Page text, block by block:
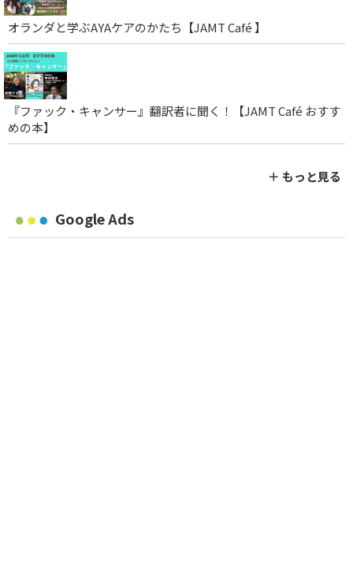
オランダと学ぶAYAケアのかたち【JAMT Café 】
『ファック・キャンサー』翻訳者に聞く！【JAMT Café おすす
めの本】
＋ もっと見る
Google Ads